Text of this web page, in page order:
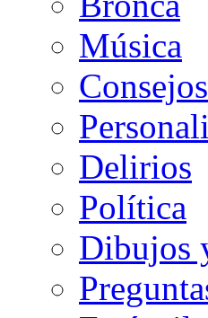
Música
Delirios
Política
Dibujos